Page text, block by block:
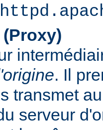
. Il
transmet
serveur